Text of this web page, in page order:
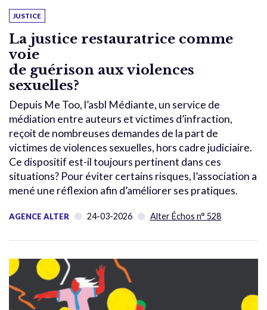
JUSTICE
La justice restauratrice comme
voie
de guérison aux violences
sexuelles?
Depuis Me Too, l’asbl Médiante, un service de
médiation entre auteurs et victimes d’infraction,
reçoit de nombreuses demandes de la part de
victimes de violences sexuelles, hors cadre judiciaire.
Ce dispositif est-il toujours pertinent dans ces
situations? Pour éviter certains risques, l’association a
mené une réflexion afin d’améliorer ses pratiques.
AGENCE ALTER 24-03-2026 Alter Échos n° 528